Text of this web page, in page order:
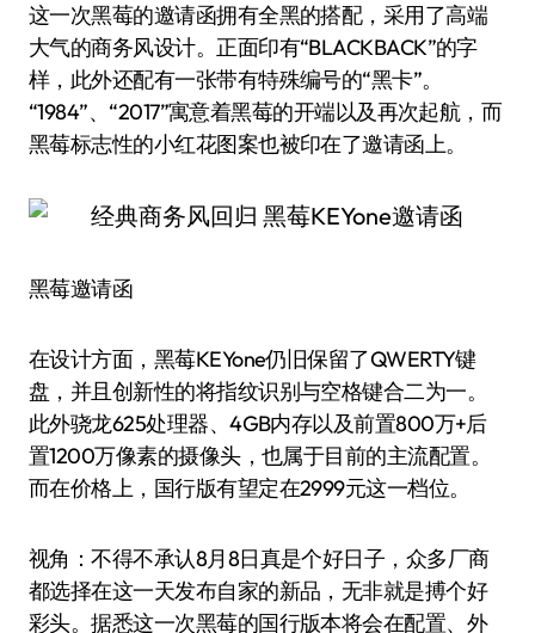
这一次黑莓的邀请函拥有全黑的搭配，采用了高端
大气的商务风设计。正面印有“BLACKBACK”的字
样，此外还配有一张带有特殊编号的“黑卡”。
“1984”、“2017”寓意着黑莓的开端以及再次起航，而
黑莓标志性的小红花图案也被印在了邀请函上。
黑莓邀请函
在设计方面，黑莓KEYone仍旧保留了QWERTY键
盘，并且创新性的将指纹识别与空格键合二为一。
此外骁龙625处理器、4GB内存以及前置800万+后
置1200万像素的摄像头，也属于目前的主流配置。
而在价格上，国行版有望定在2999元这一档位。
视角：不得不承认8月8日真是个好日子，众多厂商
都选择在这一天发布自家的新品，无非就是搏个好
彩头。据悉这一次黑莓的国行版本将会在配置、外